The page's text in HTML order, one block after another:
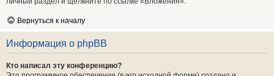
Вернуться к началу
Информация о phpBB
Кто написал эту конференцию?